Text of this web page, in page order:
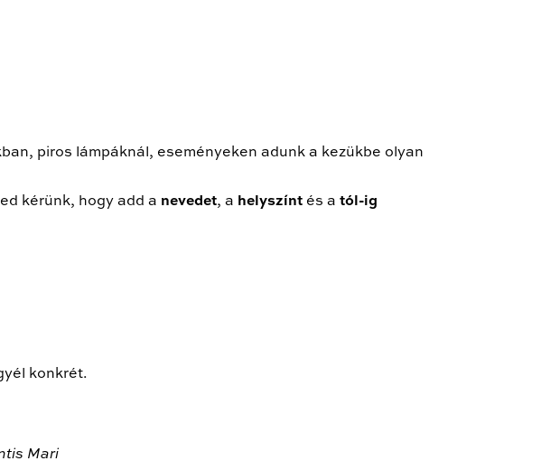
piros lámpáknál, eseményeken adunk a kezükbe olyan
kérünk, hogy add a nevedet, a helyszínt és a tól-ig
konkrét.
Mari